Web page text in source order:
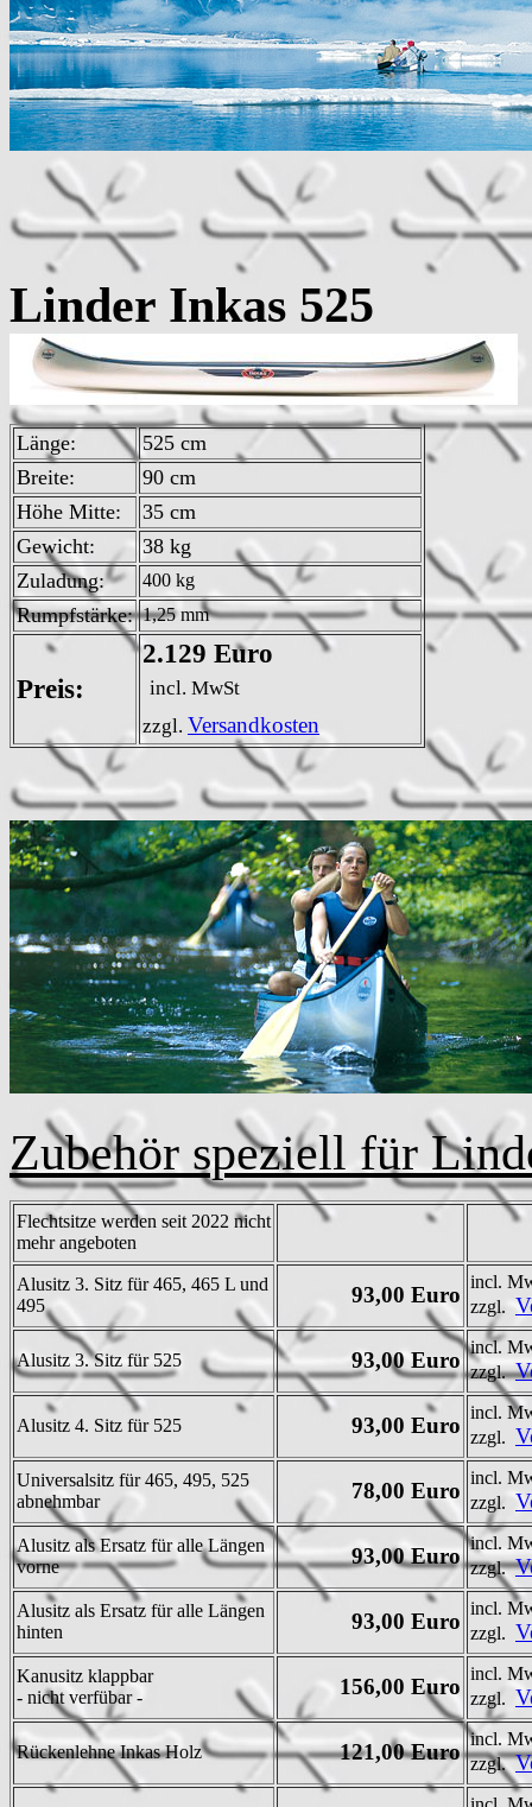
Linder
Länge:
525 cm
Breite:
90 cm
Höhe Mitte:
35 cm
Gewicht:
38 kg
Zuladung:
400 kg
Rumpfstärke: 1,25 mm
Preis:
2.129 Euro
incl. MwSt
zzgl. Versandkosten
Zubehör speziell für
Flechtsitze werden seit 2022 nicht
mehr angeboten
Alusitz 3. Sitz für 465, 465 L und
495
93,00 Euro
incl.
zzgl.
Alusitz 3. Sitz für 525 93,00 Euro
incl.
zzgl.
Alusitz 4. Sitz für 525 93,00 Euro
incl.
zzgl.
Universalsitz für 465, 495, 525
abnehmbar
78,00 Euro
incl.
zzgl.
Alusitz als Ersatz für alle Längen
vorne
93,00 Euro
incl.
zzgl.
Alusitz als Ersatz für alle Längen
hinten
93,00 Euro
incl.
zzgl.
Kanusitz klappbar
- nicht verfübar -
156,00 Euro
incl.
zzgl.
Rückenlehne Inkas Holz 121,00 Euro
incl.
zzgl.